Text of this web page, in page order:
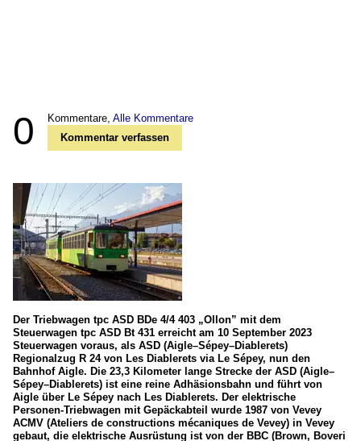
0 Kommentare, Alle Kommentare
Kommentar verfassen
Der Triebwagen tpc ASD BDe 4/4 403 „Ollon” mit dem
Steuerwagen tpc ASD Bt 431 erreicht am 10 September 2023
Steuerwagen voraus, als ASD (Aigle–Sépey–Diablerets)
Regionalzug R 24 von Les Diablerets via Le Sépey, nun den
Bahnhof Aigle. Die 23,3 Kilometer lange Strecke der ASD (Aigle–
Sépey–Diablerets) ist eine reine Adhäsionsbahn und führt von
Aigle über Le Sépey nach Les Diablerets. Der elektrische
Personen-Triebwagen mit Gepäckabteil wurde 1987 von Vevey
ACMV (Ateliers de constructions mécaniques de Vevey) in Vevey
gebaut, die elektrische Ausrüstung ist von der BBC (Brown, Boveri